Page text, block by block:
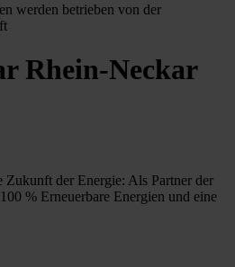
werden betrieben von der
Rhein-Neckar
Zukunft der Energie: Als Partner der
% Erneuerbare Energien und eine